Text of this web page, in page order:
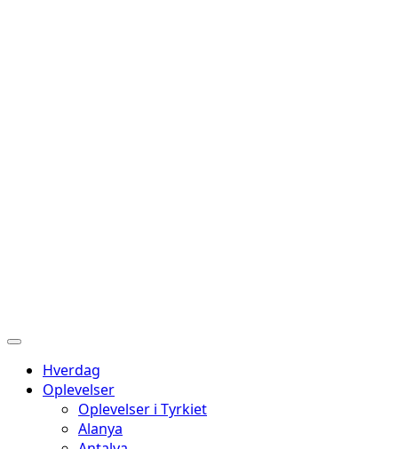
Hverdag
Oplevelser
Oplevelser i Tyrkiet
Alanya